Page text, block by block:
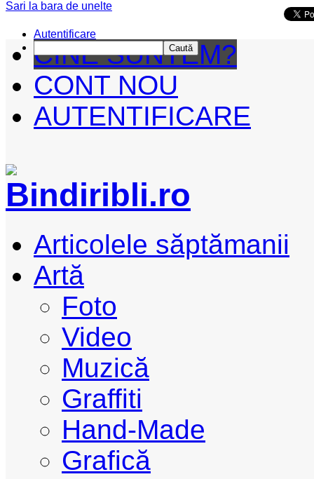
CINE SUNTEM?
CONT NOU
AUTENTIFICARE
Articolele săptămanii
Artă
Foto
Video
Muzică
Graffiti
Hand-Made
Grafică
Sari la bara de unelte
Autentificare
Caută